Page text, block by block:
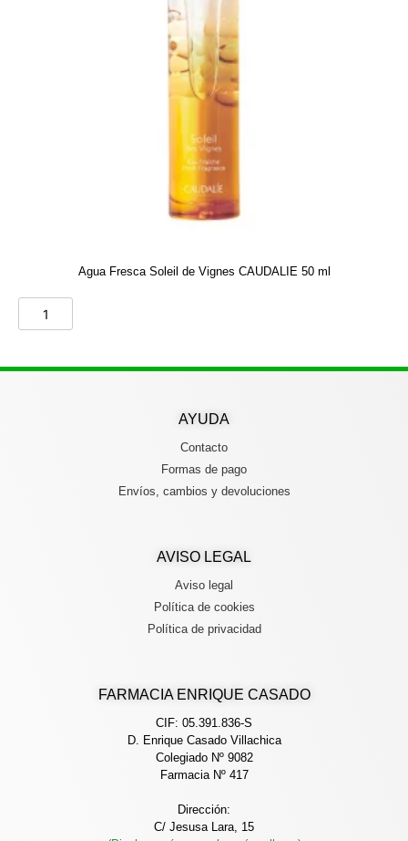
Agua Fresca Soleil de Vignes CAUDALIE 50 ml
FARMACIA ENRIQUE CASADO
CIF: 05.391.836-S
D. Enrique Casado Villachica
Colegiado Nº 9082
Farmacia Nº 417
Dirección:
C/ Jesusa Lara, 15
AVISO LEGAL
Aviso legal
Política de cookies
Política de privacidad
AYUDA
Contacto
Formas de pago
Envíos, cambios y devoluciones